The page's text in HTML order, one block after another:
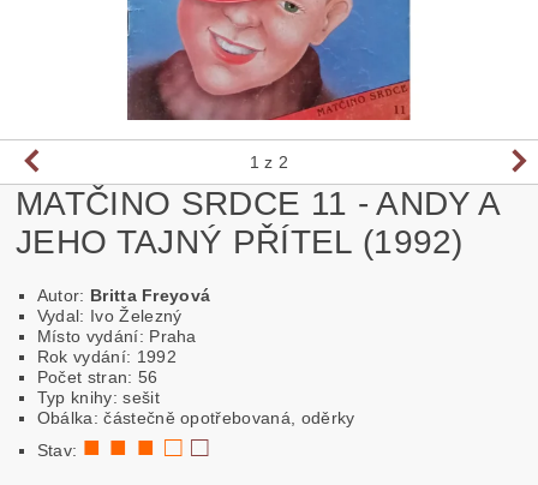
1 z 2
MATČINO SRDCE 11 - ANDY A
JEHO TAJNÝ PŘÍTEL (1992)
Autor: Britta Freyová
Vydal: Ivo Železný
Místo vydání: Praha
Rok vydání: 1992
Počet stran: 56
Typ knihy: sešit
Obálka: částečně opotřebovaná, oděrky
Stav: ■ ■ ■ □ □